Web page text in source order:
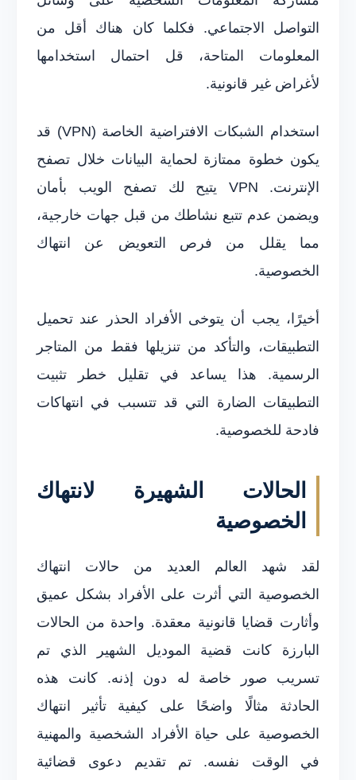
التواصل الاجتماعي. فكلما كان هناك أقل من
المعلومات المتاحة، قل احتمال استخدامها
لأغراض غير قانونية.
استخدام الشبكات الافتراضية الخاصة (VPN) قد
يكون خطوة ممتازة لحماية البيانات خلال تصفح
الإنترنت. VPN يتيح لك تصفح الويب بأمان
ويضمن عدم تتبع نشاطك من قبل جهات خارجية،
مما يقلل من فرص التعويض عن انتهاك
الخصوصية.
أخيرًا، يجب أن يتوخى الأفراد الحذر عند تحميل
التطبيقات، والتأكد من تنزيلها فقط من المتاجر
الرسمية. هذا يساعد في تقليل خطر تثبيت
التطبيقات الضارة التي قد تتسبب في انتهاكات
فادحة للخصوصية.
الحالات الشهيرة لانتهاك
الخصوصية
لقد شهد العالم العديد من حالات انتهاك
الخصوصية التي أثرت على الأفراد بشكل عميق
وأثارت قضايا قانونية معقدة. واحدة من الحالات
البارزة كانت قضية الموديل الشهير الذي تم
تسريب صور خاصة له دون إذنه. كانت هذه
الحادثة مثالًا واضحًا على كيفية تأثير انتهاك
الخصوصية على حياة الأفراد الشخصية والمهنية
في الوقت نفسه. تم تقديم دعوى قضائية